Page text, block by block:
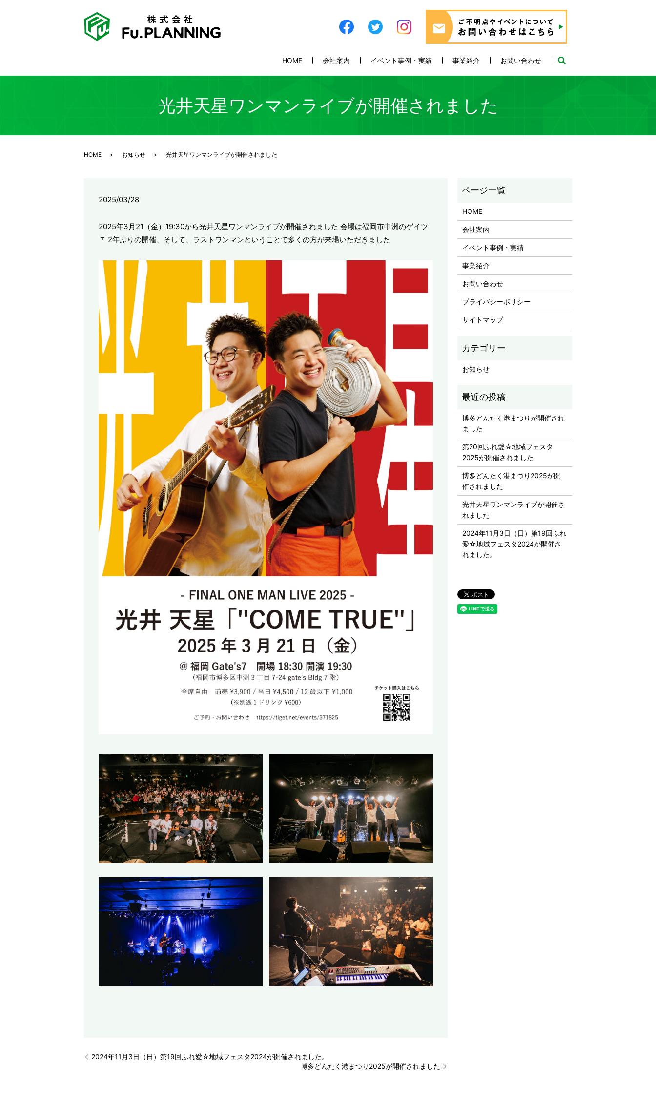
HOME 会社案内 イベント事例・実績 事業紹介 お問い合わせ
光井天星ワンマンライブが開催されました
HOME お知らせ 光井天星ワンマンライブが開催されました
2025/03/28
2025年3月21（金）19:30から光井天星ワンマンライブが開催されました 会場は福岡市中洲のゲイツ
７ 2年ぶりの開催、そして、ラストワンマンということで多くの方が来場いただきました
2024年11月3日（日）第19回ふれ愛☆地域フェスタ2024が開催されました。
博多どんたく港まつり2025が開催されました
HOME
会社案内
イベント事例・実績
事業紹介
お問い合わせ
プライバシーポリシー
サイトマップ
お知らせ
博多どんたく港まつりが開催され
ました
第20回ふれ愛☆地域フェスタ
2025が開催されました
博多どんたく港まつり2025が開
催されました
光井天星ワンマンライブが開催さ
れました
2024年11月3日（日）第19回ふれ
愛☆地域フェスタ2024が開催さ
れました。